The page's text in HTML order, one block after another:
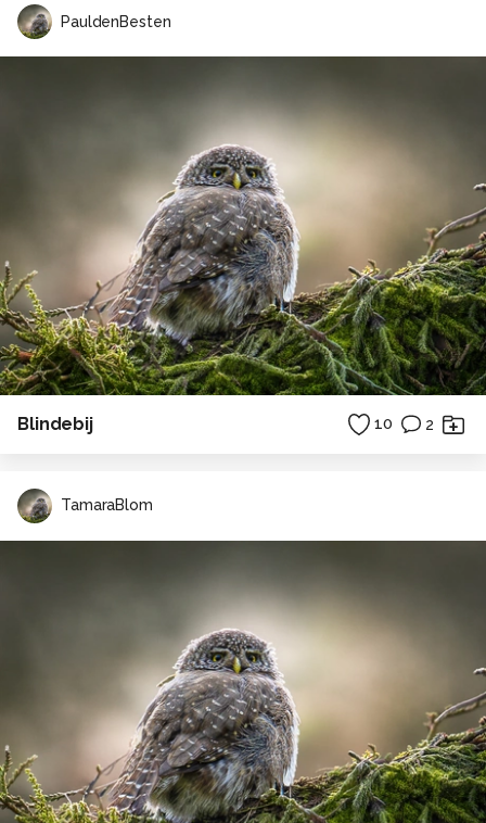
PauldenBesten
Blindebij 10 2
TamaraBlom